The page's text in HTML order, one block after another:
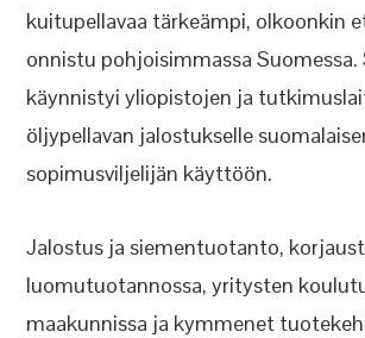
kuitupellavaa tärkeämpi, olkoonkin
onnistu pohjoisimmassa Suomessa.
käynnistyi yliopistojen ja
öljypellavan jalostukselle
sopimusviljelijän käyttöön.
Jalostus ja siementuotanto,
luomutuotannossa, yritysten
maakunnissa ja kymmenet